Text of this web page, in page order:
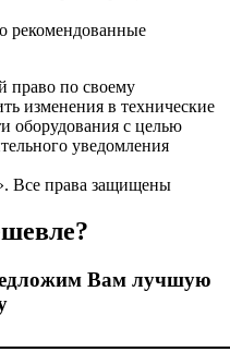
рекомендованные
право по своему
изменения в технические
оборудования с целью
уведомления
права защищены
Вам лучшую